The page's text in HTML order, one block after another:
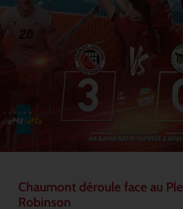
Chaumont déroule face au
Robinson